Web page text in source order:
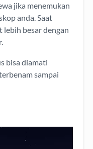
jika menemukan
anda. Saat
besar dengan
bisa diamati
sampai